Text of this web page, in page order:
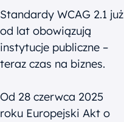
Standardy WCAG 2.1 już
od lat obowiązują
instytucje publiczne –
teraz czas na biznes.
Od 28 czerwca 2025
roku Europejski Akt o